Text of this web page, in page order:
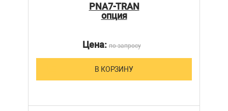
PNA7-TRAN
опция
Цена:по запросу
В КОРЗИНУ